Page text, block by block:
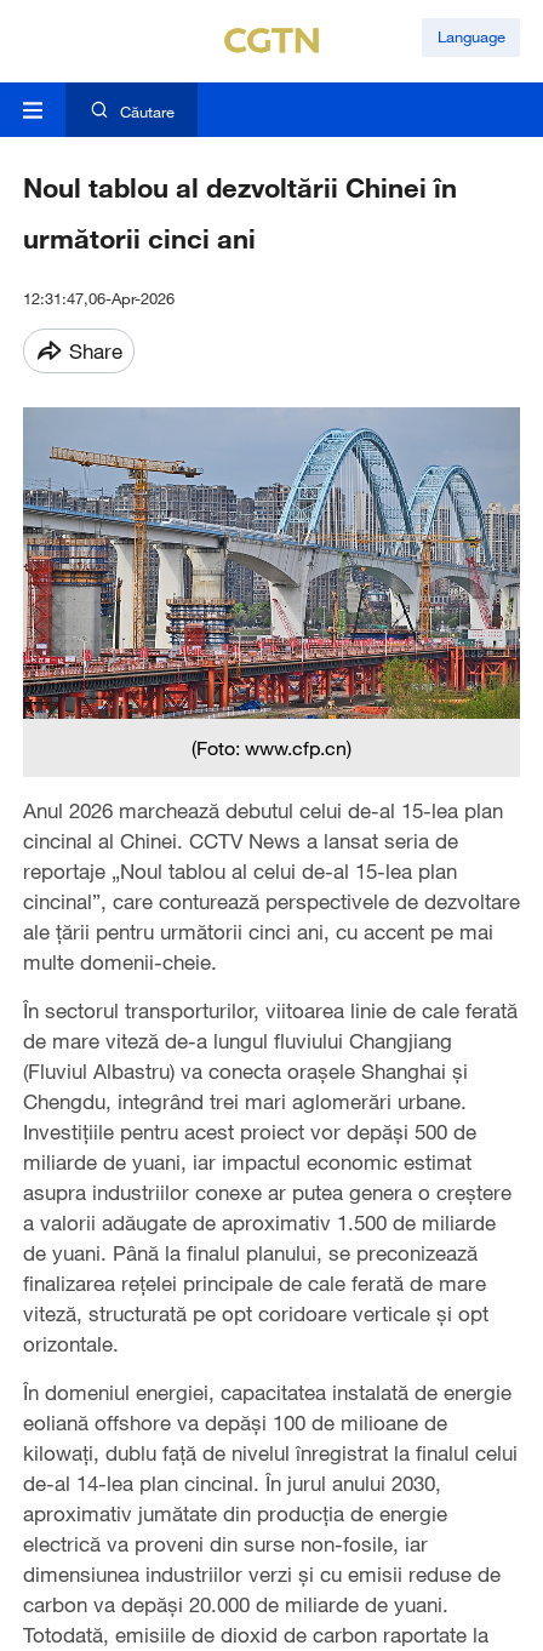
Language
Căutare
Noul tablou al dezvoltării Chinei în
următorii cinci ani
12:31:47,06-Apr-2026
Share
(Foto: www.cfp.cn)
Anul 2026 marchează debutul celui de-al 15-lea plan
cincinal al Chinei. CCTV News a lansat seria de
reportaje „Noul tablou al celui de-al 15-lea plan
cincinal”, care conturează perspectivele de dezvoltare
ale țării pentru următorii cinci ani, cu accent pe mai
multe domenii-cheie.
În sectorul transporturilor, viitoarea linie de cale ferată
de mare viteză de-a lungul fluviului Changjiang
(Fluviul Albastru) va conecta orașele Shanghai și
Chengdu, integrând trei mari aglomerări urbane.
Investițiile pentru acest proiect vor depăși 500 de
miliarde de yuani, iar impactul economic estimat
asupra industriilor conexe ar putea genera o creștere
a valorii adăugate de aproximativ 1.500 de miliarde
de yuani. Până la finalul planului, se preconizează
finalizarea rețelei principale de cale ferată de mare
viteză, structurată pe opt coridoare verticale și opt
orizontale.
În domeniul energiei, capacitatea instalată de energie
eoliană offshore va depăși 100 de milioane de
kilowați, dublu față de nivelul înregistrat la finalul celui
de-al 14-lea plan cincinal. În jurul anului 2030,
aproximativ jumătate din producția de energie
electrică va proveni din surse non-fosile, iar
dimensiunea industriilor verzi și cu emisii reduse de
carbon va depăși 20.000 de miliarde de yuani.
Totodată, emisiile de dioxid de carbon raportate la